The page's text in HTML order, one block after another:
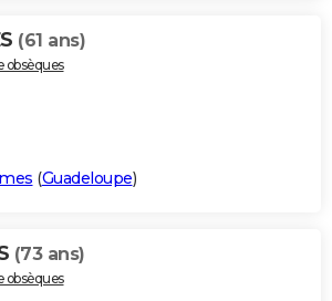
(61 ans)
obsèques
(Guadeloupe)
(73 ans)
obsèques